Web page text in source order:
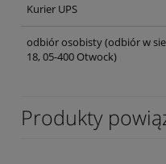
Kurier UPS
odbiór osobisty(odbiór w
18, 05-400 Otwock)
Produkty